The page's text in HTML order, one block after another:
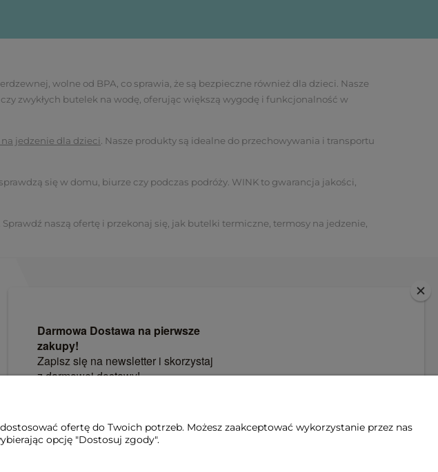
wolne od BPA, co sprawia, że są bezpieczne również dla dzieci. Nasze
zwykłych butelek na wodę, oferując większą wygodę i funkcjonalność w
jedzenie dla dzieci . Nasze produkty są idealne do przechowywania i transportu
się w domu, biurze czy podczas podróży. WINK to gwarancja jakości,
naszą ofertę i przekonaj się, jak butelki termiczne, termosy na jedzenie,
Built with so, so much love
880 514 138
ofertę do Twoich potrzeb. Możesz zaakceptować wykorzystanie przez nas
opcję "Dostosuj zgody".